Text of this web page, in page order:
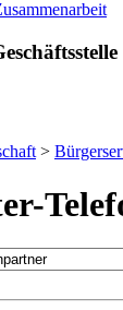
>